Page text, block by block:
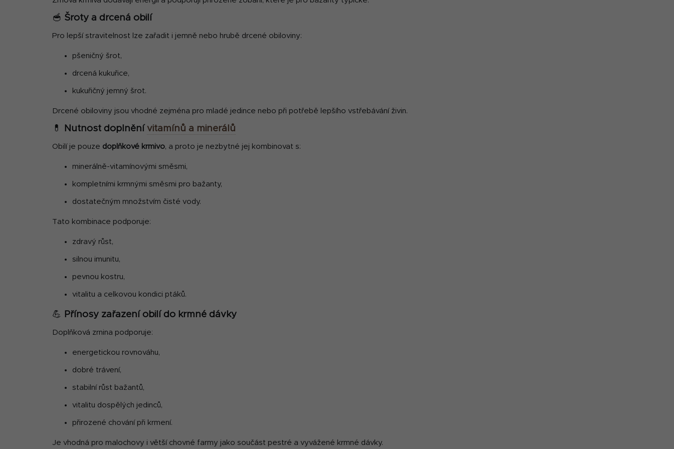
🥣 Šroty a drcená obilí
Pro lepší stravitelnost lze zařadit i jemně nebo hrubě drcené obiloviny:
pšeničný šrot,
drcená kukuřice,
kukuřičný jemný šrot.
Drcené obiloviny jsou vhodné zejména pro mladé jedince nebo při potřebě lepšího vstřebávání živin.
💊 Nutnost doplnění vitamínů a minerálů
Obilí je pouze doplňkové krmivo, a proto je nezbytné jej kombinovat s:
minerálně-vitamínovými směsmi,
kompletními krmnými směsmi pro bažanty,
dostatečným množstvím čisté vody.
Tato kombinace podporuje:
zdravý růst,
silnou imunitu,
pevnou kostru,
vitalitu a celkovou kondici ptáků.
💪 Přínosy zařazení obilí do krmné dávky
Doplňková zrnina podporuje:
energetickou rovnováhu,
dobré trávení,
stabilní růst bažantů,
vitalitu dospělých jedinců,
přirozené chování při krmení.
Je vhodná pro malochovy i větší chovné farmy jako součást pestré a vyvážené krmné dávky.